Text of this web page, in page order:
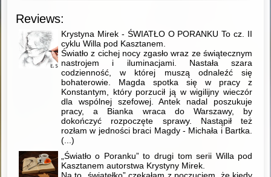
Reviews:
Krystyna Mirek - ŚWIATŁO O PORANKU To cz. II
cyklu Willa pod Kasztanem.
Światło z cichej nocy zgasło wraz ze świątecznym
nastrojem i iluminacjami. Nastała szara
codzienność, w której muszą odnaleźć się
bohaterowie. Magda spotka się w pracy z
Konstantym, który porzucił ją w wigilijny wieczór
dla wspólnej szefowej. Antek nadal poszukuje
pracy, a Bianka wraca do Warszawy, by
dokończyć rozpoczęte sprawy. Nastąpił też
rozłam w jedności braci Magdy - Michała i Bartka.
(...)
„Światło o Poranku” to drugi tom serii Willa pod
Kasztanem autorstwa Krystyny Mirek.